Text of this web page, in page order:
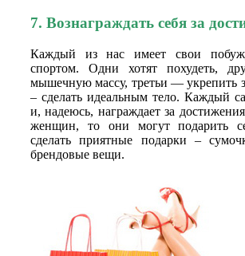
7. Вознаграждать себя за
Каждый из нас имеет свои
спортом. Одни хотят похудеть,
мышечную массу, третьи — укрепить
– сделать идеальным тело. Каждый
и, надеюсь, награждает за
женщин, то они могут подарить
сделать приятные подарки –
брендовые вещи.